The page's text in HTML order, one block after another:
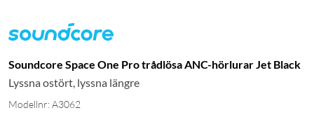
Soundcore Space One Pro trådlösa ANC-hörlurar Jet Black
Lyssna ostört, lyssna längre
Modellnr: A3062